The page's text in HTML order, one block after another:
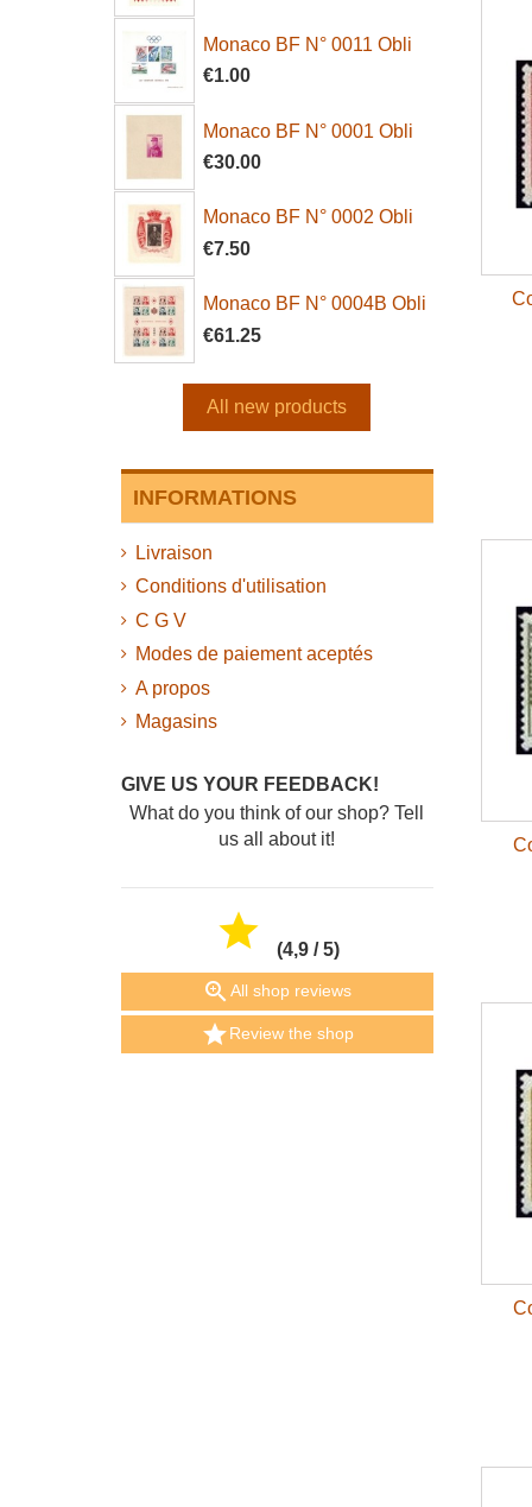
Monaco BF N° 0011 Obli
€1.00
Monaco BF N° 0001 Obli
€30.00
Monaco BF N° 0002 Obli
€7.50
Monaco BF N° 0004B Obli
€61.25
All new products
INFORMATIONS
Livraison
Conditions d'utilisation
C G V
Modes de paiement aceptés
A propos
Magasins
GIVE US YOUR FEEDBACK!
What do you think of our shop? Tell
us all about it!
 (4,9 / 5)
All shop reviews
Review the shop